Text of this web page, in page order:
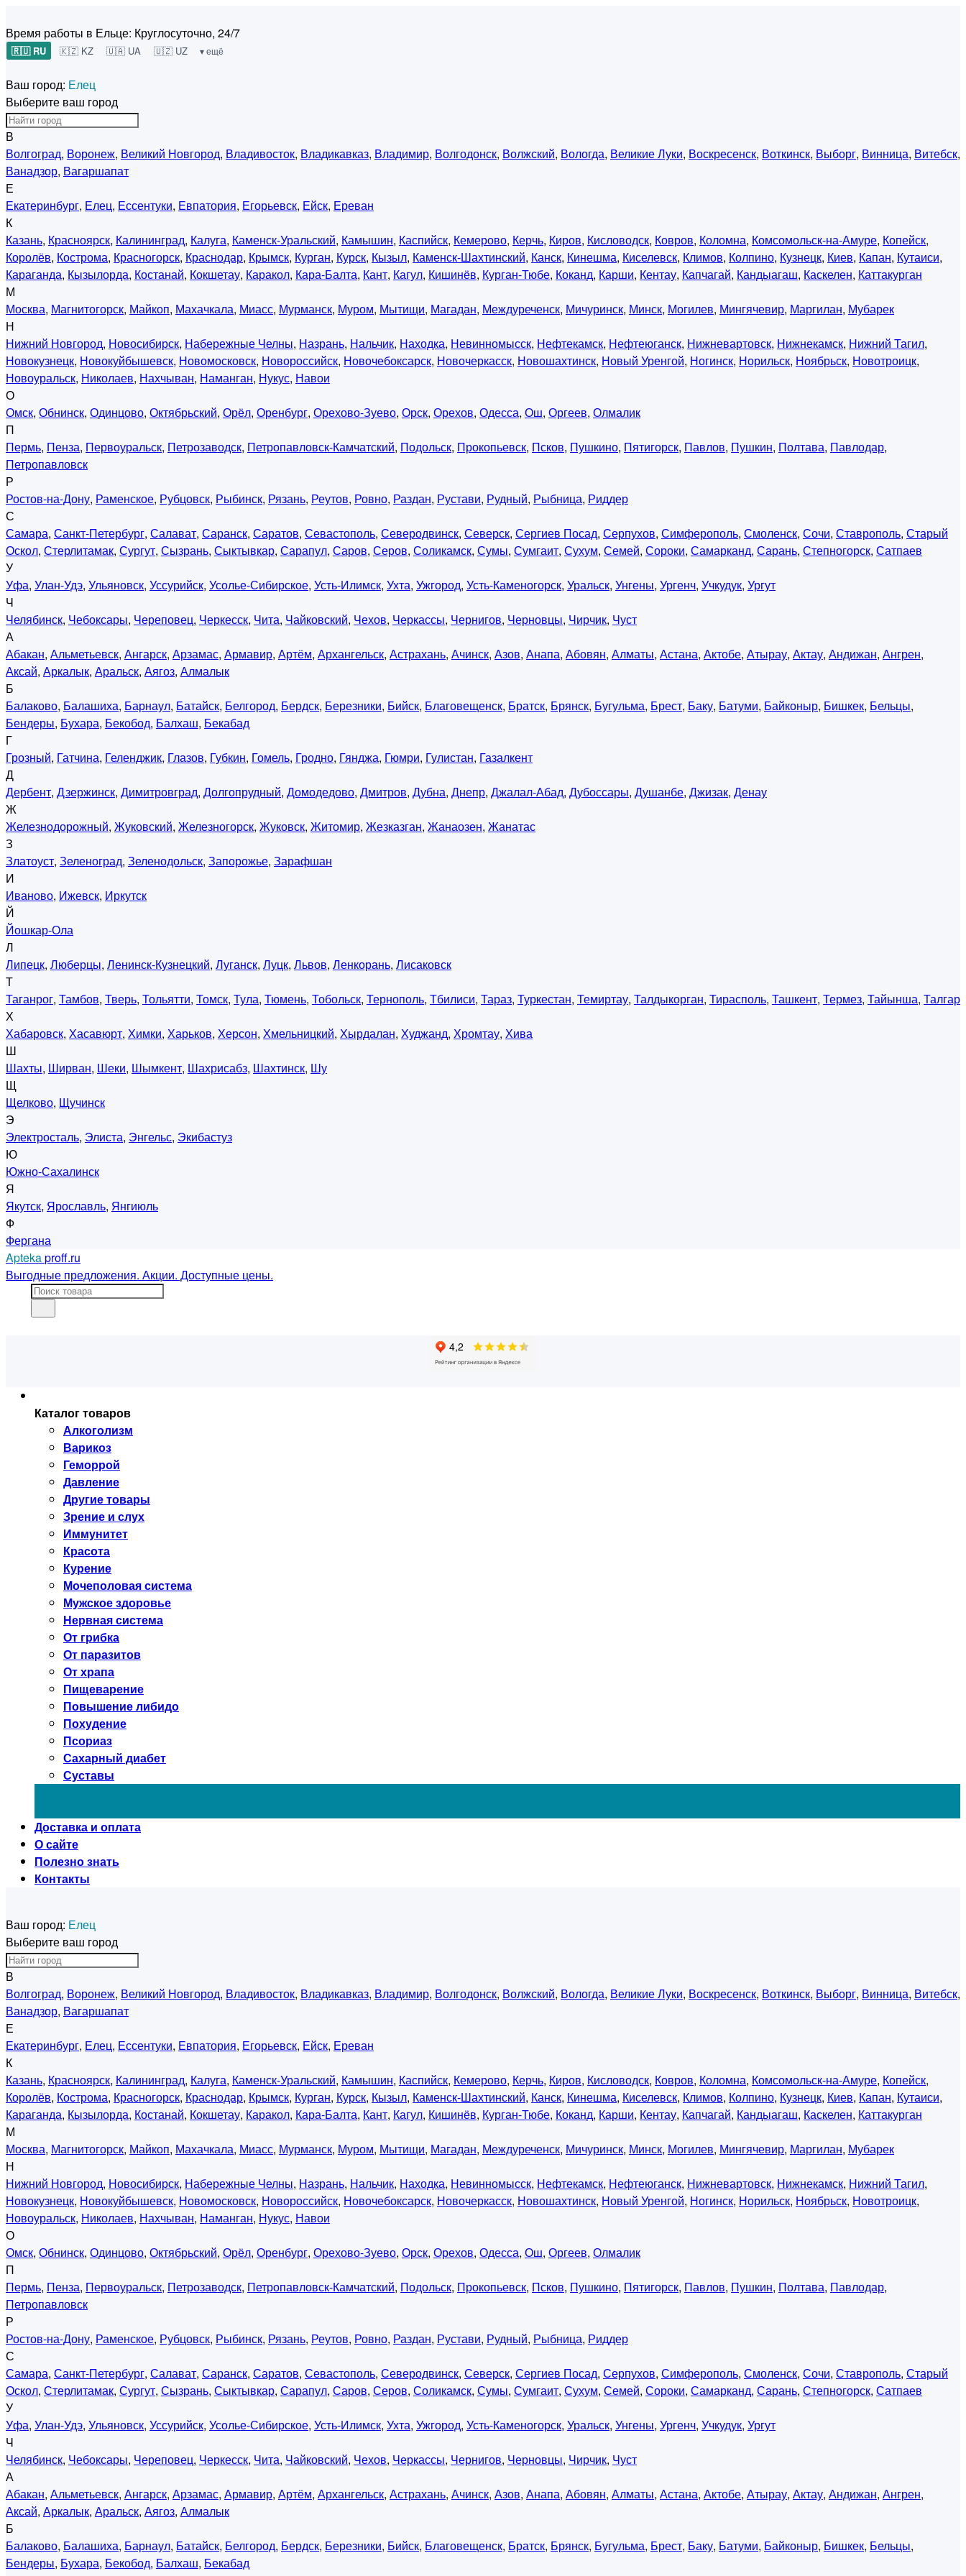
Время работы в Ельце: Круглосуточно, 24/7
🇷🇺 RU 🇰🇿 KZ 🇺🇦 UA 🇺🇿 UZ ▾ ещё
Ваш город: Елец
Выберите ваш город
В
Волгоград, Воронеж, Великий Новгород, Владивосток, Владикавказ, Владимир, Волгодонск, Волжский, Вологда, Великие Луки, Воскресенск, Воткинск, Выборг, Винница, Витебск,
Ванадзор, Вагаршапат
Е
Екатеринбург, Елец, Ессентуки, Евпатория, Егорьевск, Ейск, Ереван
К
Казань, Красноярск, Калининград, Калуга, Каменск-Уральский, Камышин, Каспийск, Кемерово, Керчь, Киров, Кисловодск, Ковров, Коломна, Комсомольск-на-Амуре, Копейск,
Королёв, Кострома, Красногорск, Краснодар, Крымск, Курган, Курск, Кызыл, Каменск-Шахтинский, Канск, Кинешма, Киселевск, Климов, Колпино, Кузнецк, Киев, Капан, Кутаиси,
Караганда, Кызылорда, Костанай, Кокшетау, Каракол, Кара-Балта, Кант, Кагул, Кишинёв, Курган-Тюбе, Коканд, Карши, Кентау, Капчагай, Кандыагаш, Каскелен, Каттакурган
М
Москва, Магнитогорск, Майкоп, Махачкала, Миасс, Мурманск, Муром, Мытищи, Магадан, Междуреченск, Мичуринск, Минск, Могилев, Мингячевир, Маргилан, Мубарек
Н
Нижний Новгород, Новосибирск, Набережные Челны, Назрань, Нальчик, Находка, Невинномысск, Нефтекамск, Нефтеюганск, Нижневартовск, Нижнекамск, Нижний Тагил,
Новокузнецк, Новокуйбышевск, Новомосковск, Новороссийск, Новочебоксарск, Новочеркасск, Новошахтинск, Новый Уренгой, Ногинск, Норильск, Ноябрьск, Новотроицк,
Новоуральск, Николаев, Нахчыван, Наманган, Нукус, Навои
О
Омск, Обнинск, Одинцово, Октябрьский, Орёл, Оренбург, Орехово-Зуево, Орск, Орехов, Одесса, Ош, Оргеев, Олмалик
П
Пермь, Пенза, Первоуральск, Петрозаводск, Петропавловск-Камчатский, Подольск, Прокопьевск, Псков, Пушкино, Пятигорск, Павлов, Пушкин, Полтава, Павлодар,
Петропавловск
Р
Ростов-на-Дону, Раменское, Рубцовск, Рыбинск, Рязань, Реутов, Ровно, Раздан, Рустави, Рудный, Рыбница, Риддер
С
Самара, Санкт-Петербург, Салават, Саранск, Саратов, Севастополь, Северодвинск, Северск, Сергиев Посад, Серпухов, Симферополь, Смоленск, Сочи, Ставрополь, Старый
Оскол, Стерлитамак, Сургут, Сызрань, Сыктывкар, Сарапул, Саров, Серов, Соликамск, Сумы, Сумгаит, Сухум, Семей, Сороки, Самарканд, Сарань, Степногорск, Сатпаев
У
Уфа, Улан-Удэ, Ульяновск, Уссурийск, Усолье-Сибирское, Усть-Илимск, Ухта, Ужгород, Усть-Каменогорск, Уральск, Унгены, Ургенч, Учкудук, Ургут
Ч
Челябинск, Чебоксары, Череповец, Черкесск, Чита, Чайковский, Чехов, Черкассы, Чернигов, Черновцы, Чирчик, Чуст
А
Абакан, Альметьевск, Ангарск, Арзамас, Армавир, Артём, Архангельск, Астрахань, Ачинск, Азов, Анапа, Абовян, Алматы, Астана, Актобе, Атырау, Актау, Андижан, Ангрен,
Аксай, Аркалык, Аральск, Аягоз, Алмалык
Б
Балаково, Балашиха, Барнаул, Батайск, Белгород, Бердск, Березники, Бийск, Благовещенск, Братск, Брянск, Бугульма, Брест, Баку, Батуми, Байконыр, Бишкек, Бельцы,
Бендеры, Бухара, Бекобод, Балхаш, Бекабад
Г
Грозный, Гатчина, Геленджик, Глазов, Губкин, Гомель, Гродно, Гянджа, Гюмри, Гулистан, Газалкент
Д
Дербент, Дзержинск, Димитровград, Долгопрудный, Домодедово, Дмитров, Дубна, Днепр, Джалал-Абад, Дубоссары, Душанбе, Джизак, Денау
Ж
Железнодорожный, Жуковский, Железногорск, Жуковск, Житомир, Жезказган, Жанаозен, Жанатас
З
Златоуст, Зеленоград, Зеленодольск, Запорожье, Зарафшан
И
Иваново, Ижевск, Иркутск
Й
Йошкар-Ола
Л
Липецк, Люберцы, Ленинск-Кузнецкий, Луганск, Луцк, Львов, Ленкорань, Лисаковск
Т
Таганрог, Тамбов, Тверь, Тольятти, Томск, Тула, Тюмень, Тобольск, Тернополь, Тбилиси, Тараз, Туркестан, Темиртау, Талдыкорган, Тирасполь, Ташкент, Термез, Тайынша, Талгар
Х
Хабаровск, Хасавюрт, Химки, Харьков, Херсон, Хмельницкий, Хырдалан, Худжанд, Хромтау, Хива
Ш
Шахты, Ширван, Шеки, Шымкент, Шахрисабз, Шахтинск, Шу
Щ
Щелково, Щучинск
Э
Электросталь, Элиста, Энгельс, Экибастуз
Ю
Южно-Сахалинск
Я
Якутск, Ярославль, Янгиюль
Ф
Фергана
Aptekaproff.ru
Выгодные предложения. Акции. Доступные цены.
Каталог товаров
Алкоголизм
Варикоз
Геморрой
Давление
Другие товары
Зрение и слух
Иммунитет
Красота
Курение
Мочеполовая система
Мужское здоровье
Нервная система
От грибка
От паразитов
От храпа
Пищеварение
Повышение либидо
Похудение
Псориаз
Сахарный диабет
Суставы
Доставка и оплата
О сайте
Полезно знать
Контакты
Ваш город: Елец
Выберите ваш город
В
Волгоград, Воронеж, Великий Новгород, Владивосток, Владикавказ, Владимир, Волгодонск, Волжский, Вологда, Великие Луки, Воскресенск, Воткинск, Выборг, Винница, Витебск,
Ванадзор, Вагаршапат
Е
Екатеринбург, Елец, Ессентуки, Евпатория, Егорьевск, Ейск, Ереван
К
Казань, Красноярск, Калининград, Калуга, Каменск-Уральский, Камышин, Каспийск, Кемерово, Керчь, Киров, Кисловодск, Ковров, Коломна, Комсомольск-на-Амуре, Копейск,
Королёв, Кострома, Красногорск, Краснодар, Крымск, Курган, Курск, Кызыл, Каменск-Шахтинский, Канск, Кинешма, Киселевск, Климов, Колпино, Кузнецк, Киев, Капан, Кутаиси,
Караганда, Кызылорда, Костанай, Кокшетау, Каракол, Кара-Балта, Кант, Кагул, Кишинёв, Курган-Тюбе, Коканд, Карши, Кентау, Капчагай, Кандыагаш, Каскелен, Каттакурган
М
Москва, Магнитогорск, Майкоп, Махачкала, Миасс, Мурманск, Муром, Мытищи, Магадан, Междуреченск, Мичуринск, Минск, Могилев, Мингячевир, Маргилан, Мубарек
Н
Нижний Новгород, Новосибирск, Набережные Челны, Назрань, Нальчик, Находка, Невинномысск, Нефтекамск, Нефтеюганск, Нижневартовск, Нижнекамск, Нижний Тагил,
Новокузнецк, Новокуйбышевск, Новомосковск, Новороссийск, Новочебоксарск, Новочеркасск, Новошахтинск, Новый Уренгой, Ногинск, Норильск, Ноябрьск, Новотроицк,
Новоуральск, Николаев, Нахчыван, Наманган, Нукус, Навои
О
Омск, Обнинск, Одинцово, Октябрьский, Орёл, Оренбург, Орехово-Зуево, Орск, Орехов, Одесса, Ош, Оргеев, Олмалик
П
Пермь, Пенза, Первоуральск, Петрозаводск, Петропавловск-Камчатский, Подольск, Прокопьевск, Псков, Пушкино, Пятигорск, Павлов, Пушкин, Полтава, Павлодар,
Петропавловск
Р
Ростов-на-Дону, Раменское, Рубцовск, Рыбинск, Рязань, Реутов, Ровно, Раздан, Рустави, Рудный, Рыбница, Риддер
С
Самара, Санкт-Петербург, Салават, Саранск, Саратов, Севастополь, Северодвинск, Северск, Сергиев Посад, Серпухов, Симферополь, Смоленск, Сочи, Ставрополь, Старый
Оскол, Стерлитамак, Сургут, Сызрань, Сыктывкар, Сарапул, Саров, Серов, Соликамск, Сумы, Сумгаит, Сухум, Семей, Сороки, Самарканд, Сарань, Степногорск, Сатпаев
У
Уфа, Улан-Удэ, Ульяновск, Уссурийск, Усолье-Сибирское, Усть-Илимск, Ухта, Ужгород, Усть-Каменогорск, Уральск, Унгены, Ургенч, Учкудук, Ургут
Ч
Челябинск, Чебоксары, Череповец, Черкесск, Чита, Чайковский, Чехов, Черкассы, Чернигов, Черновцы, Чирчик, Чуст
А
Абакан, Альметьевск, Ангарск, Арзамас, Армавир, Артём, Архангельск, Астрахань, Ачинск, Азов, Анапа, Абовян, Алматы, Астана, Актобе, Атырау, Актау, Андижан, Ангрен,
Аксай, Аркалык, Аральск, Аягоз, Алмалык
Б
Балаково, Балашиха, Барнаул, Батайск, Белгород, Бердск, Березники, Бийск, Благовещенск, Братск, Брянск, Бугульма, Брест, Баку, Батуми, Байконыр, Бишкек, Бельцы,
Бендеры, Бухара, Бекобод, Балхаш, Бекабад